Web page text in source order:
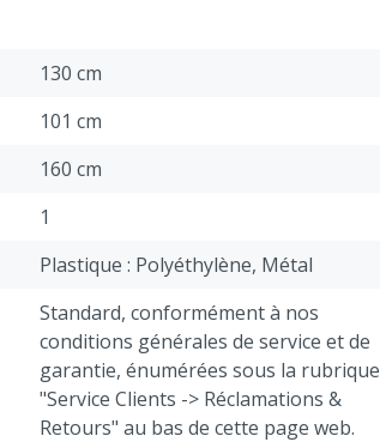
130 cm
101 cm
160 cm
1
Plastique : Polyéthylène, Métal
Standard, conformément à nos
conditions générales de service et de
garantie, énumérées sous la rubrique
"Service Clients -> Réclamations &
Retours" au bas de cette page web.